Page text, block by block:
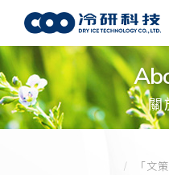
關
「文